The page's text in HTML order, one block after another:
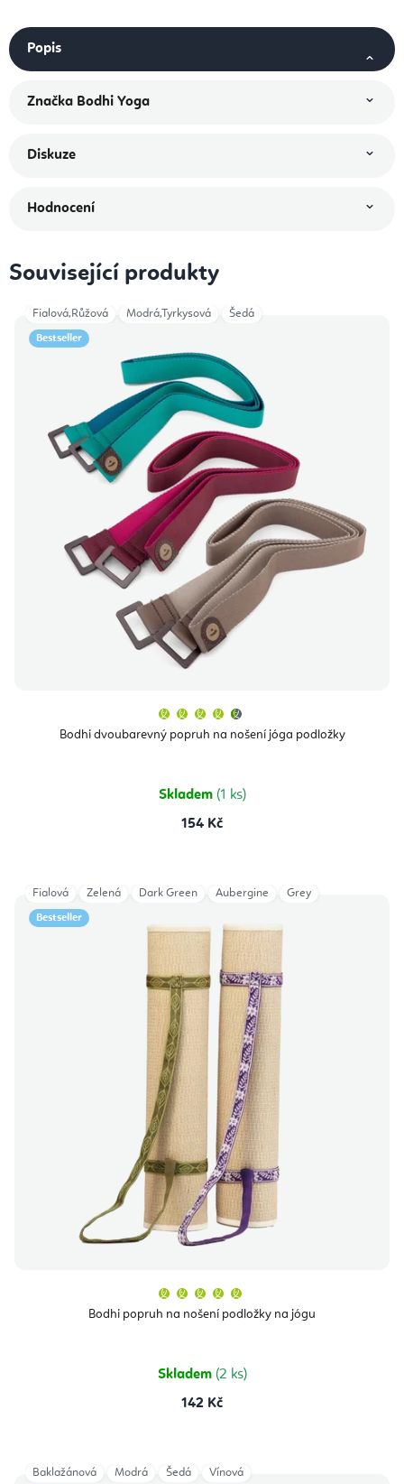
Popis
Značka Bodhi Yoga
Diskuze
Hodnocení
Související produkty
Bestseller
Bodhi dvoubarevný popruh na nošení jóga podložky
produktu
je
Skladem (1 ks)
154 Kč
Fialová,Růžová Modrá,Tyrkysová Šedá
Bestseller
Bodhi popruh na nošení podložky na jógu
produktu
je
hvězdiček.
Skladem (2 ks)
142 Kč
Fialová Zelená Dark Green Aubergine Grey
Baklažánová Modrá Šedá Vínová